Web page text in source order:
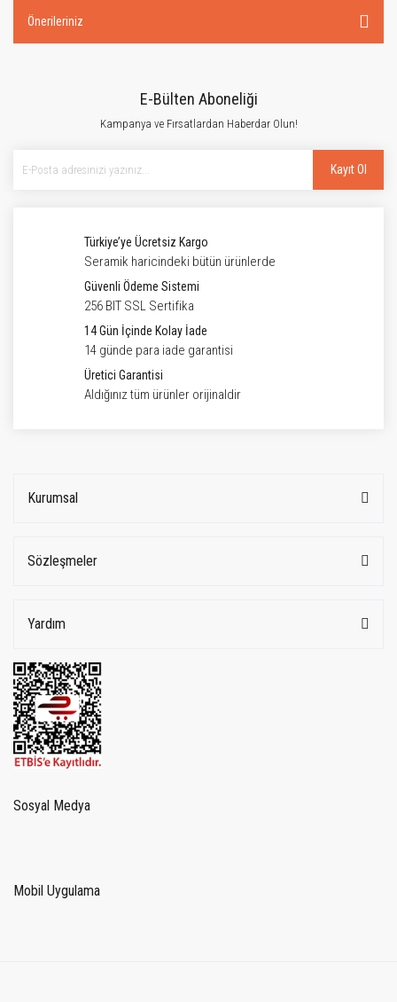
Önerileriniz
E-Bülten Aboneliği
Kampanya ve Fırsatlardan Haberdar Olun!
Kayıt Ol
Türkiye’ye Ücretsiz Kargo
Seramik haricindeki bütün ürünlerde
Güvenli Ödeme Sistemi
256 BIT SSL Sertifika
14 Gün İçinde Kolay İade
14 günde para iade garantisi
Üretici Garantisi
Aldığınız tüm ürünler orijinaldir
Kurumsal
Sözleşmeler
Yardım
Sosyal Medya
Mobil Uygulama